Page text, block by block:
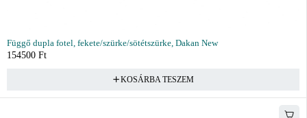
Függő dupla fotel, fekete/szürke/sötétszürke, Dakan New
154500 Ft
KOSÁRBA TESZEM